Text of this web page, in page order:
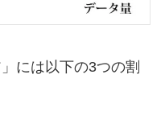
には以下の3つの割